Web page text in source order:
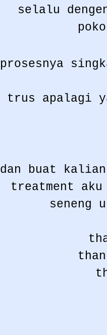
selalu
prosesnya
trus apalagi
dan buat kalian
treatment
seneng